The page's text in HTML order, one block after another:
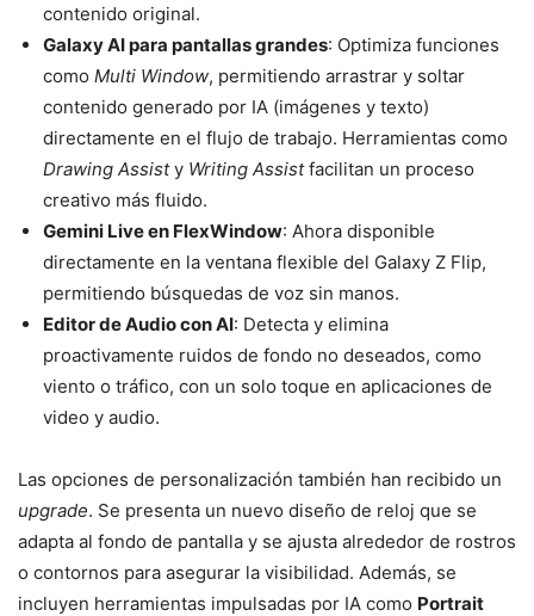
contenido original.
Galaxy AI para pantallas grandes: Optimiza funciones
como Multi Window, permitiendo arrastrar y soltar
contenido generado por IA (imágenes y texto)
directamente en el flujo de trabajo. Herramientas como
Drawing Assisty Writing Assistfacilitan un proceso
creativo más fluido.
Gemini Live en FlexWindow: Ahora disponible
directamente en la ventana flexible del Galaxy Z Flip,
permitiendo búsquedas de voz sin manos.
Editor de Audio con AI: Detecta y elimina
proactivamente ruidos de fondo no deseados, como
viento o tráfico, con un solo toque en aplicaciones de
video y audio.
Las opciones de personalización también han recibido un
upgrade. Se presenta un nuevo diseño de reloj que se
adapta al fondo de pantalla y se ajusta alrededor de rostros
o contornos para asegurar la visibilidad. Además, se
incluyen herramientas impulsadas por IA como Portrait